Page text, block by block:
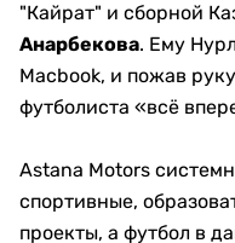
"Кайрат" и сборной
Анарбекова. Ему
Macbook, и пожав
футболиста «всё
Astana Motors
спортивные,
проекты, а футбол в